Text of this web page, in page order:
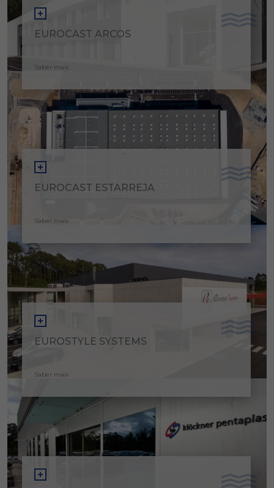
EUROCAST ARCOS
Saber mais
EUROCAST ESTARREJA
Saber mais
EUROSTYLE SYSTEMS
Saber mais